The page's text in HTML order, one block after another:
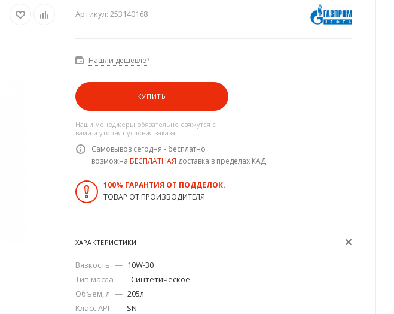
Артикул: 253140168
Нашли дешевле?
КУПИТЬ
Наши менеджеры обязательно свяжутся с
вами и уточнят условия заказа
Самовывоз сегодня - бесплатно
возможна БЕСПЛАТНАЯ доставка в пределах КАД
100% ГАРАНТИЯ ОТ ПОДДЕЛОК.
ТОВАР ОТ ПРОИЗВОДИТЕЛЯ
ХАРАКТЕРИСТИКИ
Вязкость — 10W-30
Тип масла — Синтетическое
Объем, л — 205л
Класс API — SN